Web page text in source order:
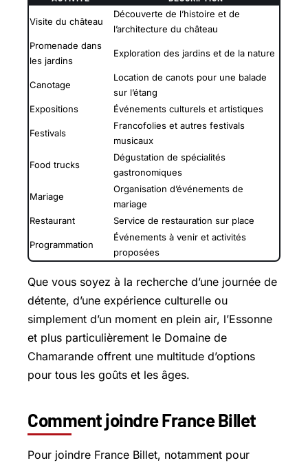
Visite du château
Découverte de l’histoire et de
l’architecture du château
Promenade dans
les jardins
Exploration des jardins et de la nature
Canotage
Location de canots pour une balade
sur l’étang
Expositions
Événements culturels et artistiques
Festivals
Francofolies et autres festivals
musicaux
Food trucks
Dégustation de spécialités
gastronomiques
Mariage
Organisation d’événements de
mariage
Restaurant
Service de restauration sur place
Programmation
Événements à venir et activités
proposées
Que vous soyez à la recherche d’une journée de
détente, d’une expérience culturelle ou
simplement d’un moment en plein air, l’Essonne
et plus particulièrement le Domaine de
Chamarande offrent une multitude d’options
pour tous les goûts et les âges.
Comment joindre France Billet
Pour joindre France Billet, notamment pour